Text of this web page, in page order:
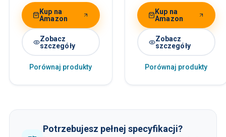
Kup na
Amazon
Zobacz
szczegóły
Porównaj produkty
Kup na
Amazon
Zobacz
szczegóły
Porównaj produkty
Potrzebujesz pełnej specyfikacji?